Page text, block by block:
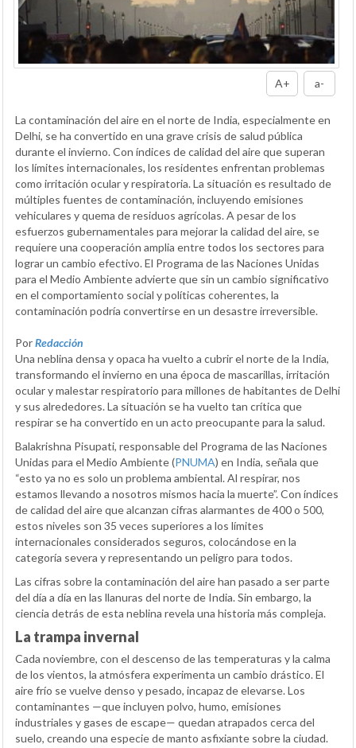
A+ a-
La contaminación del aire en el norte de India, especialmente en
Delhi, se ha convertido en una grave crisis de salud pública
durante el invierno. Con índices de calidad del aire que superan
los límites internacionales, los residentes enfrentan problemas
como irritación ocular y respiratoria. La situación es resultado de
múltiples fuentes de contaminación, incluyendo emisiones
vehiculares y quema de residuos agrícolas. A pesar de los
esfuerzos gubernamentales para mejorar la calidad del aire, se
requiere una cooperación amplia entre todos los sectores para
lograr un cambio efectivo. El Programa de las Naciones Unidas
para el Medio Ambiente advierte que sin un cambio significativo
en el comportamiento social y políticas coherentes, la
contaminación podría convertirse en un desastre irreversible.
PorRedacción
Una neblina densa y opaca ha vuelto a cubrir el norte de la India,
transformando el invierno en una época de mascarillas, irritación
ocular y malestar respiratorio para millones de habitantes de Delhi
y sus alrededores. La situación se ha vuelto tan crítica que
respirar se ha convertido en un acto preocupante para la salud.
Balakrishna Pisupati, responsable del Programa de las Naciones
Unidas para el Medio Ambiente (PNUMA) en India, señala que
“esto ya no es solo un problema ambiental. Al respirar, nos
estamos llevando a nosotros mismos hacia la muerte”. Con índices
de calidad del aire que alcanzan cifras alarmantes de 400 o 500,
estos niveles son 35 veces superiores a los límites
internacionales considerados seguros, colocándose en la
categoría severa y representando un peligro para todos.
Las cifras sobre la contaminación del aire han pasado a ser parte
del día a día en las llanuras del norte de India. Sin embargo, la
ciencia detrás de esta neblina revela una historia más compleja.
La trampa invernal
Cada noviembre, con el descenso de las temperaturas y la calma
de los vientos, la atmósfera experimenta un cambio drástico. El
aire frío se vuelve denso y pesado, incapaz de elevarse. Los
contaminantes —que incluyen polvo, humo, emisiones
industriales y gases de escape— quedan atrapados cerca del
suelo, creando una especie de manto asfixiante sobre la ciudad.